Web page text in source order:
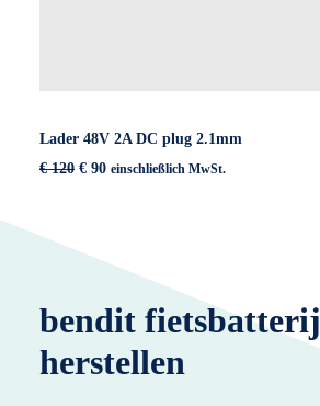
Lader 48V 2A DC plug 2.1mm
€120 Ursprünglicher
€ 90Aktueller
einschließlich MwSt.
bendit fietsbatterij
herstellen